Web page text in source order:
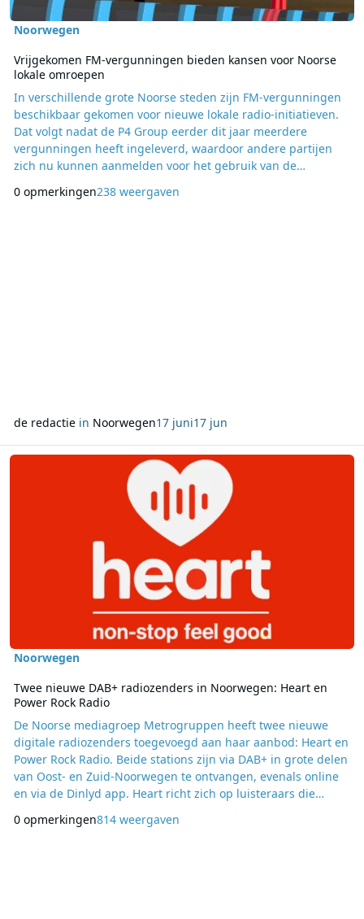
Noorwegen
Vrijgekomen FM-vergunningen bieden kansen voor Noorse
lokale omroepen
In verschillende grote Noorse steden zijn FM-vergunningen
beschikbaar gekomen voor nieuwe lokale radio-initiatieven.
Dat volgt nadat de P4 Group eerder dit jaar meerdere
vergunningen heeft ingeleverd, waardoor andere partijen
zich nu kunnen aanmelden voor het gebruik van de
mediatoezichthouder Medietilsynet zijn onder meer
0 opmerkingen238 weergaven
de redactiein Noorwegen17 juni17 jun
Lees meer over Twee nieuwe DAB+ radiozenders in Noorwegen:
Noorwegen
Twee nieuwe DAB+ radiozenders in Noorwegen: Heart en
Power Rock Radio
De Noorse mediagroep Metrogruppen heeft twee nieuwe
digitale radiozenders toegevoegd aan haar aanbod: Heart en
Power Rock Radio. Beide stations zijn via DAB+ in grote delen
van Oost- en Zuid-Noorwegen te ontvangen, evenals online
en via de Dinlyd app. Heart richt zich op luisteraars die
muziek. De programmering bestaat uit een mix van actuele
0 opmerkingen814 weergaven